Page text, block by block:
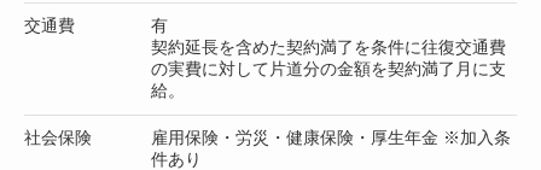
交通費
有
契約延長を含めた契約満了を条件に往復交通費
の実費に対して片道分の金額を契約満了月に支
給。
社会保険
雇用保険・労災・健康保険・厚生年金 ※加入条
件あり